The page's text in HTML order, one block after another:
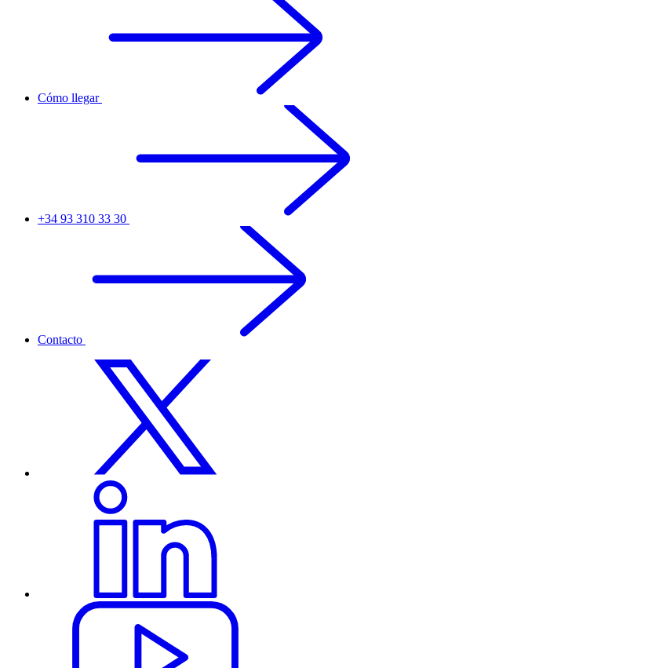
Cómo llegar
+34 93 310 33 30
Contacto